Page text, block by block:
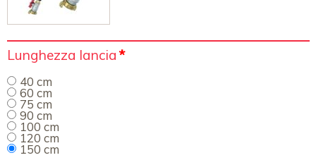
Campo
obbligatorio
Lunghezza lancia *
40 cm
60 cm
75 cm
90 cm
100 cm
120 cm
150 cm